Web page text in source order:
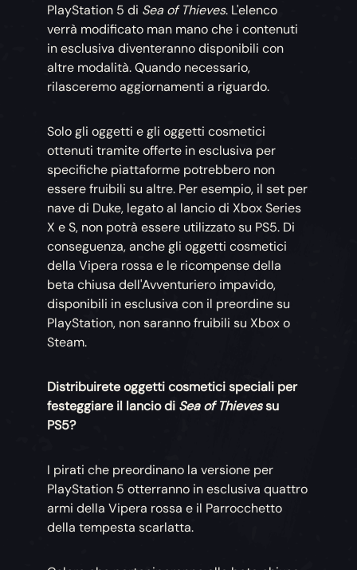
PlayStation 5 di Sea of Thieves. L'elenco
verrà modificato man mano che i contenuti
in esclusiva diventeranno disponibili con
altre modalità. Quando necessario,
rilasceremo aggiornamenti a riguardo.
Solo gli oggetti e gli oggetti cosmetici
ottenuti tramite offerte in esclusiva per
specifiche piattaforme potrebbero non
essere fruibili su altre. Per esempio, il set per
nave di Duke, legato al lancio di Xbox Series
X e S, non potrà essere utilizzato su PS5. Di
conseguenza, anche gli oggetti cosmetici
della Vipera rossa e le ricompense della
beta chiusa dell'Avventuriero impavido,
disponibili in esclusiva con il preordine su
PlayStation, non saranno fruibili su Xbox o
Steam.
Distribuirete oggetti cosmetici speciali per
festeggiare il lancio di Sea of Thievessu
PS5?
I pirati che preordinano la versione per
PlayStation 5 otterranno in esclusiva quattro
armi della Vipera rossa e il Parrocchetto
della tempesta scarlatta.